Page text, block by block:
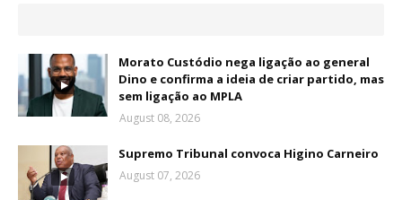
Morato Custódio nega ligação ao general
Dino e confirma a ideia de criar partido, mas
sem ligação ao MPLA
August 08, 2026
Supremo Tribunal convoca Higino Carneiro
August 07, 2026